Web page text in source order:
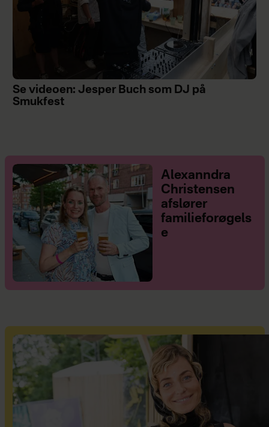
Se videoen: Jesper Buch som DJ på
Smukfest
Alexanndra
Christensen
afslører
familieforøgels
e